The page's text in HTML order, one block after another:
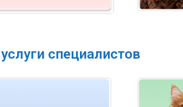
специалистов